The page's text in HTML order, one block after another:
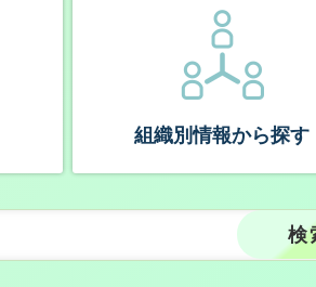
組織別情報から探す